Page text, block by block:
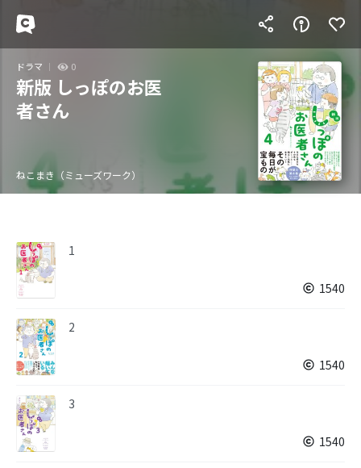
ドラマ 0
新版 しっぽのお医
者さん
ねこまき（ミューズワーク）
1
1540
2
1540
3
1540